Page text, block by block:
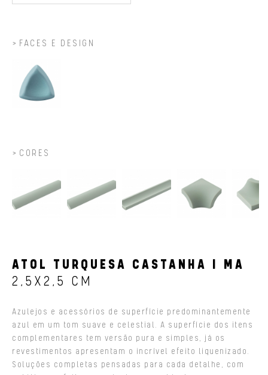
FACES E DESIGN
CORES
ATOL TURQUESA CASTANHA I MA
2,5X2,5 CM
Azulejos e acessórios de superfície predominantemente
azul em um tom suave e celestial. A superfície dos itens
complementares tem versão pura e simples, já os
revestimentos apresentam o incrível efeito liquenizado.
Soluções completas pensadas para cada detalhe, com